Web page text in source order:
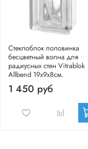
Стеклоблок половинка
бесцветный волна для
радиусных стен Vitrablok
Allbend 19х9х8см.
1 450 руб